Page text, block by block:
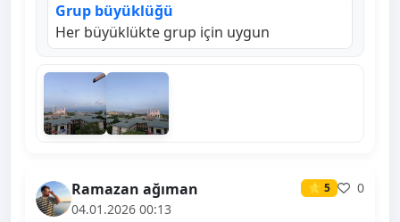
Grup büyüklüğü
Her büyüklükte grup için uygun
Ramazan ağıman ⭐ 5
0
04.01.2026 00:13